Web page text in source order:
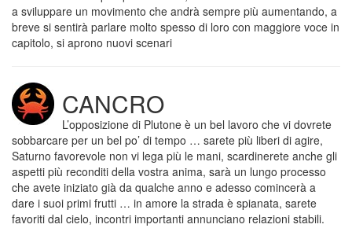
a sviluppare un movimento che andrà sempre più aumentando, a
breve si sentirà parlare molto spesso di loro con maggiore voce in
capitolo, si aprono nuovi scenari
CANCRO
L’opposizione di Plutone è un bel lavoro che vi dovrete
sobbarcare per un bel po’ di tempo … sarete più liberi di agire,
Saturno favorevole non vi lega più le mani, scardinerete anche gli
aspetti più reconditi della vostra anima, sarà un lungo processo
che avete iniziato già da qualche anno e adesso comincerà a
dare i suoi primi frutti … in amore la strada è spianata, sarete
favoriti dal cielo, incontri importanti annunciano relazioni stabili.